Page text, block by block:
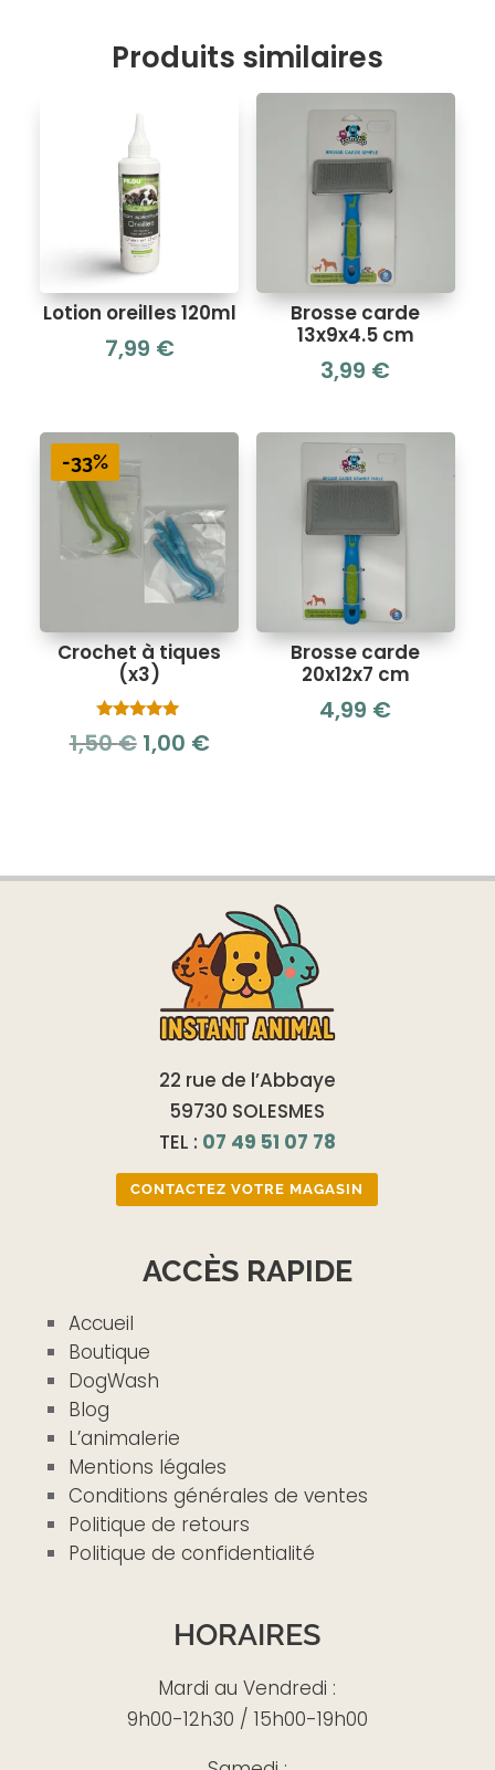
Produits similaires
Lotion oreilles 120ml
7,99 €
Brosse carde
13x9x4.5 cm
3,99 €
-33%
Crochet à tiques
(x3)
5.00
1,50€ Le
1,00 €Le
Brosse carde
20x12x7 cm
4,99 €
22 rue de l’Abbaye
59730 SOLESMES
TEL : 07 49 51 07 78
CONTACTEZ VOTRE MAGASIN
ACCÈS RAPIDE
Accueil
Boutique
DogWash
Blog
L’animalerie
Mentions légales
Conditions générales de ventes
Politique de retours
Politique de confidentialité
HORAIRES
Mardi au Vendredi :
9h00-12h30 / 15h00-19h00